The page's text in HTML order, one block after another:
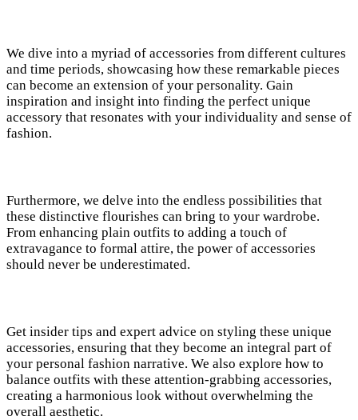
We dive into a myriad of accessories from different cultures
and time periods, showcasing how these remarkable pieces
can become an extension of your personality. Gain
inspiration and insight into finding the perfect unique
accessory that resonates with your individuality and sense of
fashion.
Furthermore, we delve into the endless possibilities that
these distinctive flourishes can bring to your wardrobe.
From enhancing plain outfits to adding a touch of
extravagance to formal attire, the power of accessories
should never be underestimated.
Get insider tips and expert advice on styling these unique
accessories, ensuring that they become an integral part of
your personal fashion narrative. We also explore how to
balance outfits with these attention-grabbing accessories,
creating a harmonious look without overwhelming the
overall aesthetic.